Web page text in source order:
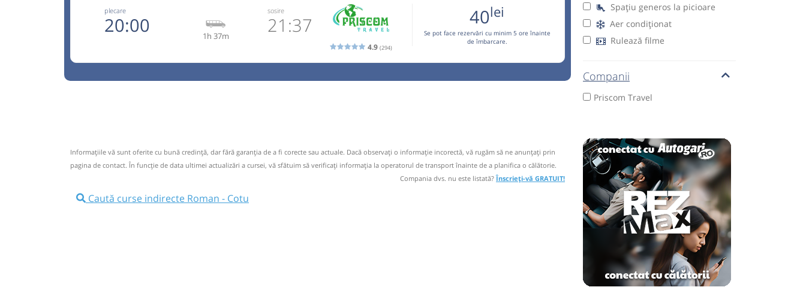
Spațiu generos la picioare
Aer condiționat
Rulează filme
Companii
Priscom Travel
plecare
20:00 1h 37m
sosire
21:37
4.9 (294)
40lei
Se pot face rezervări cu minim 5 ore înainte
de îmbarcare.
Priscom Travel
0740 470 996 Telefon sofer masina: 0745 070 959
Nu a circulat?Semnalați aici (29 comentarii)
Informaţiile vă sunt oferite cu bună credinţă, dar fără garanţia de a fi corecte sau actuale. Dacă observați o informaţie incorectă, vă rugăm să ne anunțați prin
pagina de contact. În funcție de data ultimei actualizări a cursei, vă sfătuim să verificaţi informaţia la operatorul de transport înainte de a planifica o călătorie.
Compania dvs. nu este listată?Înscrieți-vă GRATUIT!
Caută curse indirecte Roman - Cotu